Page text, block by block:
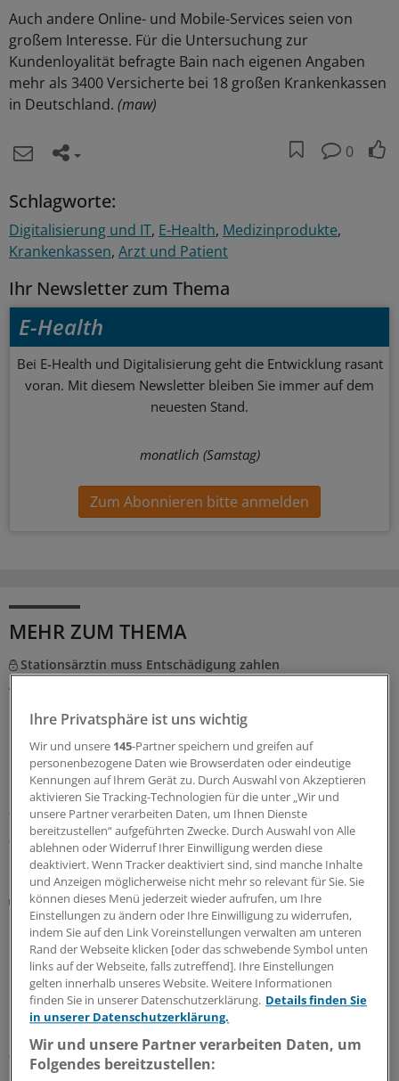
Auch andere Online- und Mobile-Services seien von
großem Interesse. Für die Untersuchung zur
Kundenloyalität befragte Bain nach eigenen Angaben
mehr als 3400 Versicherte bei 18 großen Krankenkassen
in Deutschland. (maw)
0
Schlagworte:
Digitalisierung und IT E-Health Medizinprodukte
Krankenkassen Arzt und Patient
Ihr Newsletter zum Thema
E-Health
Bei E-Health und Digitalisierung geht die Entwicklung rasant
voran. Mit diesem Newsletter bleiben Sie immer auf dem
neuesten Stand.
monatlich (Samstag)
Zum Abonnieren bitte anmelden
MEHR ZUM THEMA
Stationsärztin muss Entschädigung zahlen
Aktuelles Urteil: Gesundheitsdaten der Kollegen
Schon wieder krank, schon wieder Vertretung. Unter
Nutzung von Gesundheitsdaten machte eine
Stationsärztin ihrem Ärger per WhatsApp Luft. Dem
Kollegen muss sie nun 1.000 Euro Schmerzensgeld
zahlen.
06.08.2026
Digitaler Check
Honorarabrechnung: Digitale Vorprüfung wird in
Nordrhein rege genutzt
Seit Juni können nun auch Ärztinnen und Ärzte in
Nordrhein ihre Honorarabrechnungen während des
Quartals durchleuchten lassen. In den ersten beiden
Monaten sind über 20.000 Vorprüfungen eingegangen.
05.08.2026
Ihre Privatsphäre ist uns wichtig
Wir und unsere 145-Partner speichern und greifen auf
personenbezogene Daten wie Browserdaten oder eindeutige
Kennungen auf Ihrem Gerät zu. Durch Auswahl von Akzeptieren
aktivieren Sie Tracking-Technologien für die unter „Wir und
unsere Partner verarbeiten Daten, um Ihnen Dienste
bereitzustellen“ aufgeführten Zwecke. Durch Auswahl von Alle
ablehnen oder Widerruf Ihrer Einwilligung werden diese
deaktiviert. Wenn Tracker deaktiviert sind, sind manche Inhalte
und Anzeigen möglicherweise nicht mehr so relevant für Sie. Sie
können dieses Menü jederzeit wieder aufrufen, um Ihre
Einstellungen zu ändern oder Ihre Einwilligung zu widerrufen,
indem Sie auf den Link Voreinstellungen verwalten am unteren
Rand der Webseite klicken [oder das schwebende Symbol unten
links auf der Webseite, falls zutreffend]. Ihre Einstellungen
gelten innerhalb unseres Website. Weitere Informationen
finden Sie in unserer Datenschutzerklärung. Details finden Sie
in unserer Datenschutzerklärung.
Wir und unsere Partner verarbeiten Daten, um
Folgendes bereitzustellen: